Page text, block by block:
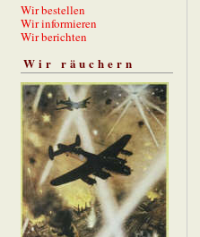
Wir bestellen
Wir informieren
Wir berichten
Wir räuchern